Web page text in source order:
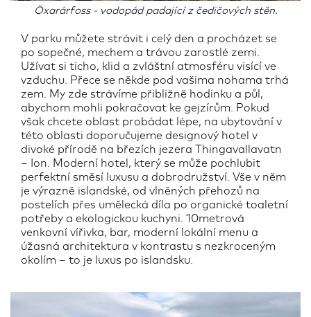
Öxarárfoss - vodopád padající z čedičových stěn.
V parku můžete strávit i celý den a procházet se
po sopečné, mechem a trávou zarostlé zemi.
Užívat si ticho, klid a zvláštní atmosféru visící ve
vzduchu. Přece se někde pod vašima nohama trhá
zem. My zde strávíme přibližně hodinku a půl,
abychom mohli pokračovat ke gejzírům. Pokud
však chcete oblast probádat lépe, na ubytování v
této oblasti doporučujeme designový hotel v
divoké přírodě na březích jezera Thingavallavatn
– Ion. Moderní hotel, který se může pochlubit
perfektní směsí luxusu a dobrodružství. Vše v něm
je výrazně islandské, od vlněných přehozů na
postelích přes umělecká díla po organické toaletní
potřeby a ekologickou kuchyni. 10metrová
venkovní vířivka, bar, moderní lokální menu a
úžasná architektura v kontrastu s nezkroceným
okolím – to je luxus po islandsku.